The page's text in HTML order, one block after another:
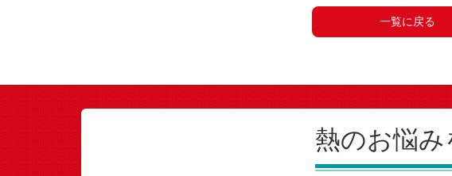
一覧に戻る
熱のお悩み